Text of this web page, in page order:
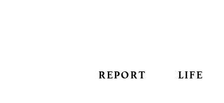
REPORT LIFE